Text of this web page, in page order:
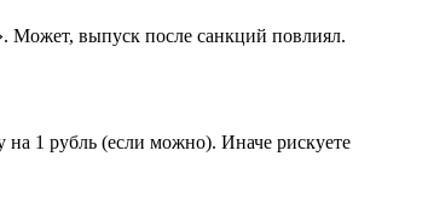
Может, выпуск после санкций повлиял.
на 1 рубль (если можно). Иначе рискуете